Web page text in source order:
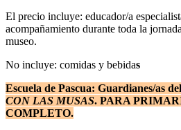
El precio incluye: educador/a
acompañamiento durante toda la
museo.
No incluye: comidas y bebidas
Escuela de Pascua: Guardianes/as
CON LAS MUSAS. PARA
COMPLETO.